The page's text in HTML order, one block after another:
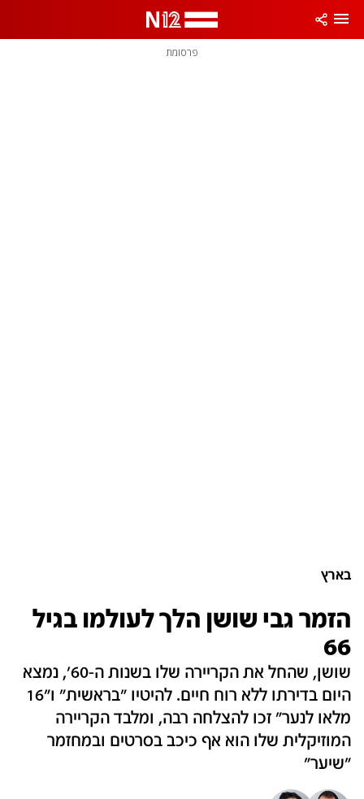
פרסומת
בארץ
הזמר גבי שושן הלך לעולמו בגיל
66
שושן, שהחל את הקריירה שלו בשנות ה-60', נמצא
היום בדירתו ללא רוח חיים. להיטיו "בראשית" ו"16
מלאו לנער" זכו להצלחה רבה, ומלבד הקריירה
המוזיקלית שלו הוא אף כיכב בסרטים ובמחזמר
"שיער"‎